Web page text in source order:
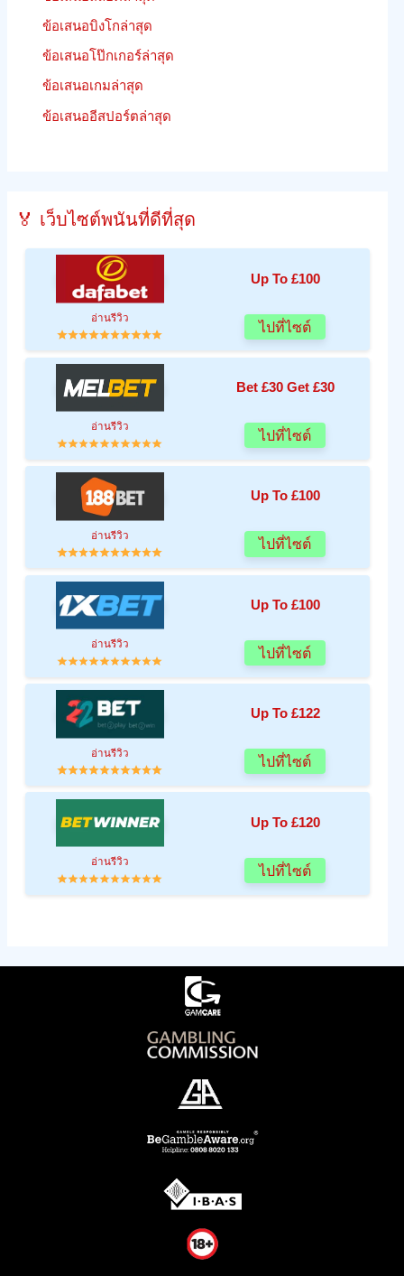
ข้อเสนอบิงโกล่าสุด
ข้อเสนอโป๊กเกอร์ล่าสุด
ข้อเสนอเกมล่าสุด
ข้อเสนออีสปอร์ตล่าสุด
🏅 เว็บไซต์พนันที่ดีที่สุด
Up To £100
อ่านรีวิว
ไปที่ไซต์
Bet £30 Get £30
อ่านรีวิว
ไปที่ไซต์
Up To £100
อ่านรีวิว
ไปที่ไซต์
Up To £100
อ่านรีวิว
ไปที่ไซต์
Up To £122
อ่านรีวิว
ไปที่ไซต์
Up To £120
อ่านรีวิว
ไปที่ไซต์